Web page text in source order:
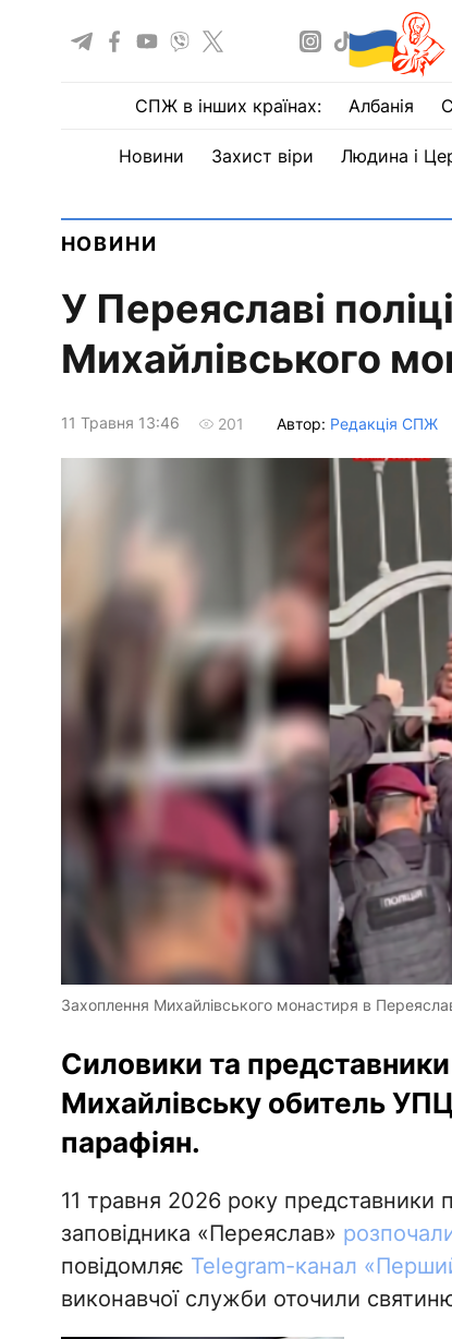
СПЖ в інших країнах: Албанія
Новини Захист віри Людина і
НОВИНИ
У Переяславі
Михайлівського
11 Травня 13:46 201 Автор: Редакція СПЖ
Захоплення Михайлівського монастиря в
Силовики та
Михайлівську обитель
парафіян.
11 травня 2026 року представники
заповідника «Переяслав»
повідомляє Telegram-канал
виконавчої служби оточили